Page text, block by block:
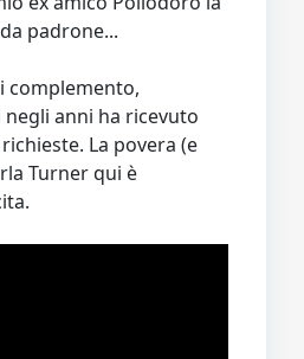
padrone...
complemento,
anni ha ricevuto
richieste. La povera (e
Turner qui è